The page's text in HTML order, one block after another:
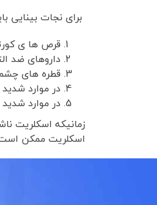
برای نجات بینایی
قرص ها ی
داروهای ضد
قطره های
در موارد
در موارد
زمانیکه اسکلریت
اسکلریت ممکن است